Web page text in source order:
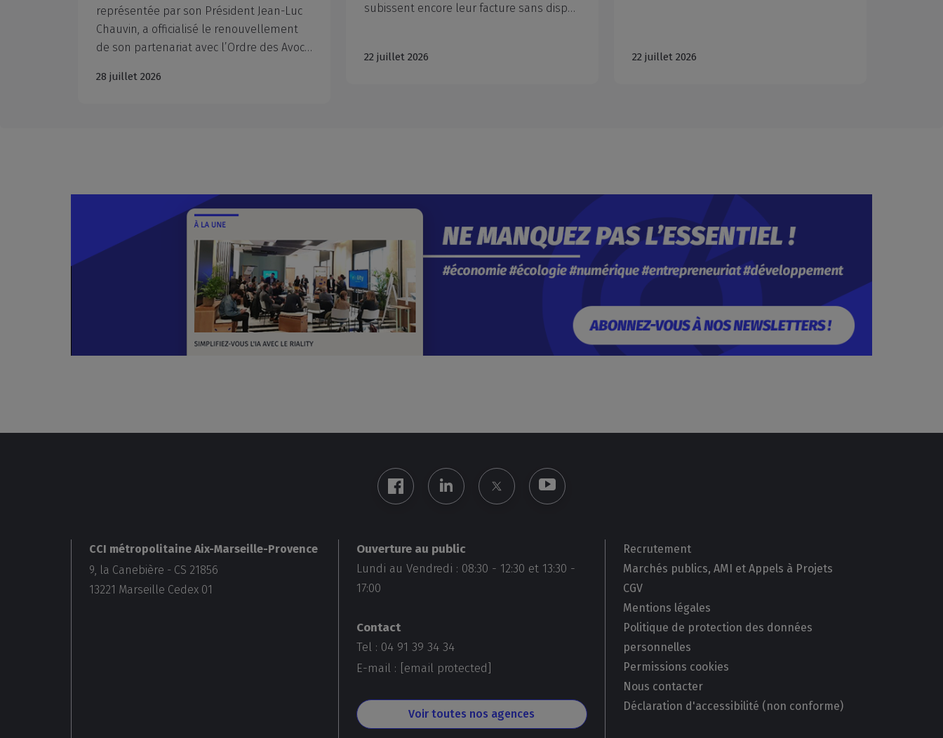
représentée par son Président Jean-Luc
Chauvin, a officialisé le renouvellement
de son partenariat avec l’Ordre des Avocats du Barreau d’Aix-en-Provence, représenté par Monsieur le Bâtonnier Xavier PIETRA, l’Ordre des Avocats du Barreau de Marseille, représenté par Maître Marie-Dominique Poinso-Pourtal, Bâtonnière et Maître Jean-Michel Ollier, Vice-Bâtonnier, la Chambre départementale des Notaires des Bouches-du-Rhône, représentée par Maître Alexis Boyer en l'absence de son Président, Maître Jean-Michel Moulin, et le Conseil Régional de l’Ordre des Experts-Comptables Provence-Alpes-Côte d’Azur, représenté par son Président, Nicolas Férand. À travers la signature de ces conventions, la CCIAMP et l’interprofession du droit et du chiffre réaffirment leur volonté commune de mobiliser leurs expertises respectives au profit des entrepreneurs et des dirigeants d'entreprise du territoire.
28 juillet 2026
subissent encore leur facture sans disposer des outils pour inverser la tendance. La CCI métropolitaine Aix-Marseille-Provence (CCIAMP), lauréate du programme européen LIFE EcoSMEnergy cofinancé par l'Union européenne, propose aux entreprises un accompagnement adapté et gratuit pour les entreprises participantes.
22 juillet 2026 22 juillet 2026
CCI métropolitaine Aix-Marseille-Provence
9, la Canebière - CS 21856
13221 Marseille Cedex 01
Ouverture au public
Lundi au Vendredi : 08:30 - 12:30 et 13:30 -
17:00
Contact
Tel : 04 91 39 34 34
E-mail :
[email protected]
Voir toutes nos agences
Recrutement
Marchés publics, AMI et Appels à Projets
CGV
Mentions légales
Politique de protection des données
personnelles
Permissions cookies
Nous contacter
Déclaration d'accessibilité (non conforme)